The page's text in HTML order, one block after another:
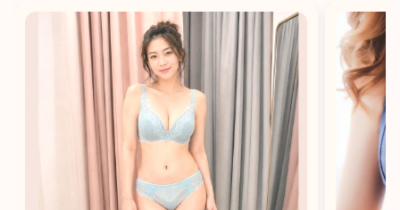
港澳中文
English